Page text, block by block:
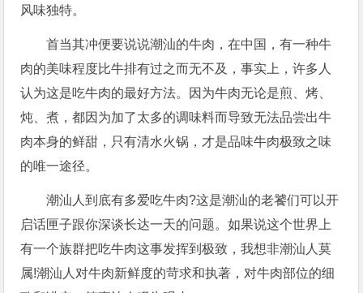
风味独特。
首当其冲便要说说潮汕的牛肉，在中国，有一种牛
肉的美味程度比牛排有过之而无不及，事实上，许多人
认为这是吃牛肉的最好方法。因为牛肉无论是煎、烤、
炖、煮，都因为加了太多的调味料而导致无法品尝出牛
肉本身的鲜甜，只有清水火锅，才是品味牛肉极致之味
的唯一途径。
潮汕人到底有多爱吃牛肉?这是潮汕的老饕们可以开
启话匣子跟你深谈长达一天的问题。如果说这个世界上
有一个族群把吃牛肉这事发挥到极致，我想非潮汕人莫
属!潮汕人对牛肉新鲜度的苛求和执著，对牛肉部位的细